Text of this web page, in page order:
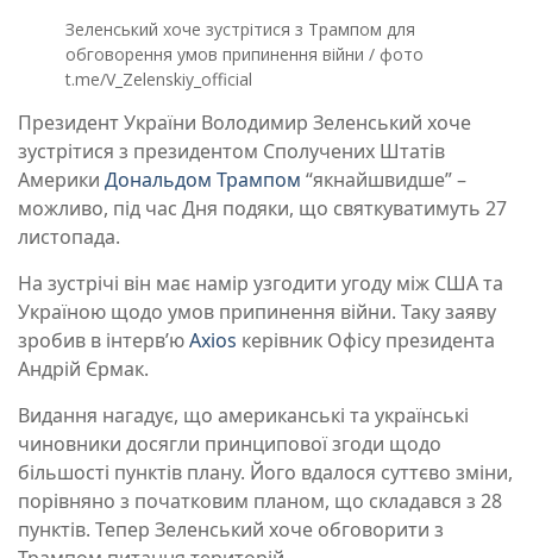
Зеленський хоче зустрітися з Трампом для
обговорення умов припинення війни / фото
t.me/V_Zelenskiy_official
Президент України Володимир Зеленський хоче
зустрітися з президентом Сполучених Штатів
Америки Дональдом Трампом “якнайшвидше” –
можливо, під час Дня подяки, що святкуватимуть 27
листопада.
На зустрічі він має намір узгодити угоду між США та
Україною щодо умов припинення війни. Таку заяву
зробив в інтервʼюAxios керівник Офісу президента
Андрій Єрмак.
Видання нагадує, що американські та українські
чиновники досягли принципової згоди щодо
більшості пунктів плану. Його вдалося суттєво зміни,
порівняно з початковим планом, що складався з 28
пунктів. Тепер Зеленський хоче обговорити з